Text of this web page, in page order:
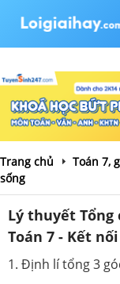
Trang chủ
Toán 7,
sống
Lý thuyết Tổng
Toán 7 - Kết
1. Định lí tổng 3